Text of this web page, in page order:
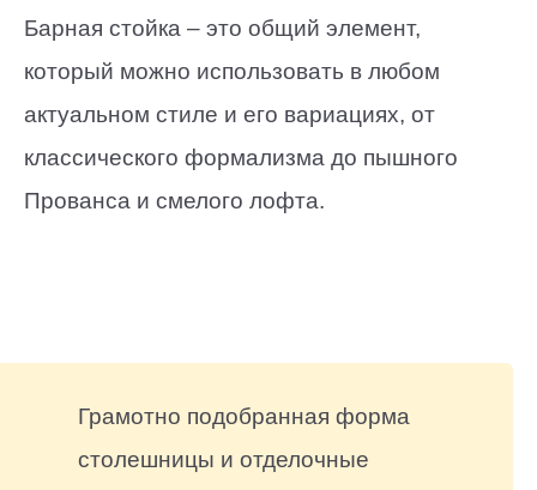
Барная стойка – это общий элемент,
который можно использовать в любом
актуальном стиле и его вариациях, от
классического формализма до пышного
Прованса и смелого лофта.
Грамотно подобранная форма
столешницы и отделочные